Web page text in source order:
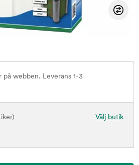
på webben. Leverans 1-3
Välj butik